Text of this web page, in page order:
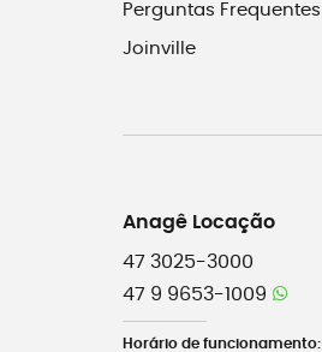
Perguntas Frequentes
Joinville
Anagê Locação
47 3025-3000
47 9 9653-1009
Horário de funcionamento: